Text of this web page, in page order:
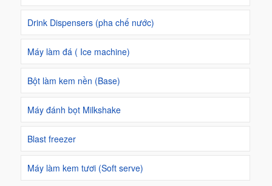
Drink Dispensers (pha chế nước)
Máy làm đá ( Ice machine)
Bột làm kem nền (Base)
Máy đánh bọt Milkshake
Blast freezer
Máy làm kem tươi (Soft serve)